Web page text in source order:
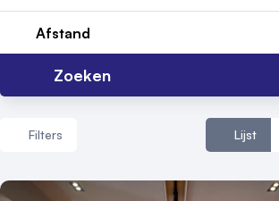
Contact
Afstand
Zoeken
Filters Lijst